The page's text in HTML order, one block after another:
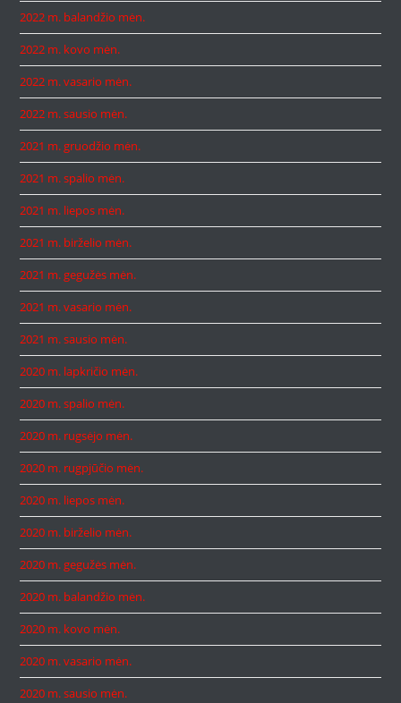
2022 m. balandžio mėn.
2022 m. kovo mėn.
2022 m. vasario mėn.
2022 m. sausio mėn.
2021 m. gruodžio mėn.
2021 m. spalio mėn.
2021 m. liepos mėn.
2021 m. birželio mėn.
2021 m. gegužės mėn.
2021 m. vasario mėn.
2021 m. sausio mėn.
2020 m. lapkričio mėn.
2020 m. spalio mėn.
2020 m. rugsėjo mėn.
2020 m. rugpjūčio mėn.
2020 m. liepos mėn.
2020 m. birželio mėn.
2020 m. gegužės mėn.
2020 m. balandžio mėn.
2020 m. kovo mėn.
2020 m. vasario mėn.
2020 m. sausio mėn.